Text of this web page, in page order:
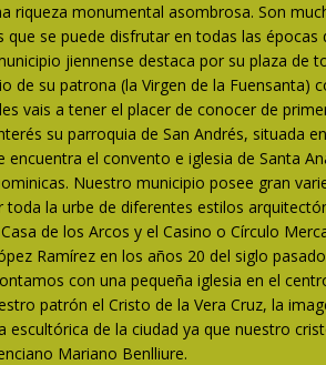
riqueza monumental asombrosa. Son
se puede disfrutar en todas las épocas
jiennense destaca por su plaza de
de su patrona (la Virgen de la Fuensanta)
vais a tener el placer de conocer de
su parroquia de San Andrés, situada
encuentra el convento e iglesia de Santa
Nuestro municipio posee gran
toda la urbe de diferentes estilos
de los Arcos y el Casino o Círculo
Ramírez en los años 20 del siglo
con una pequeña iglesia en el
patrón el Cristo de la Vera Cruz, la
escultórica de la ciudad ya que nuestro
Mariano Benlliure.